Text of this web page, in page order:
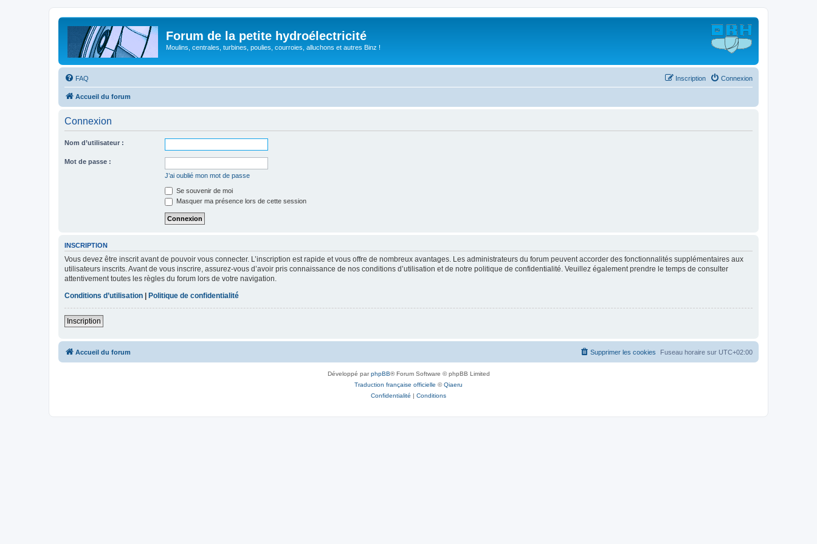
Forum de la petite hydroélectricité
Moulins, centrales, turbines, poulies, courroies, alluchons et autres Binz !
FAQ Connexion
Inscription
Accueil du forum
Connexion
Nom d’utilisateur :
Mot de passe :
J’ai oublié mon mot de passe
Se souvenir de moi
Masquer ma présence lors de cette session
INSCRIPTION
Vous devez être inscrit avant de pouvoir vous connecter. L’inscription est rapide et vous offre de nombreux avantages. Les administrateurs du forum peuvent accorder des fonctionnalités supplémentaires aux
utilisateurs inscrits. Avant de vous inscrire, assurez-vous d’avoir pris connaissance de nos conditions d’utilisation et de notre politique de confidentialité. Veuillez également prendre le temps de consulter
attentivement toutes les règles du forum lors de votre navigation.
Conditions d’utilisation
Politique de confidentialité
Inscription
Accueil du forum Fuseau horaire sur UTC+02:00
Supprimer les cookies
Développé parphpBB® Forum Software © phpBB Limited
Traduction française officielle ©Qiaeru
Confidentialité | Conditions